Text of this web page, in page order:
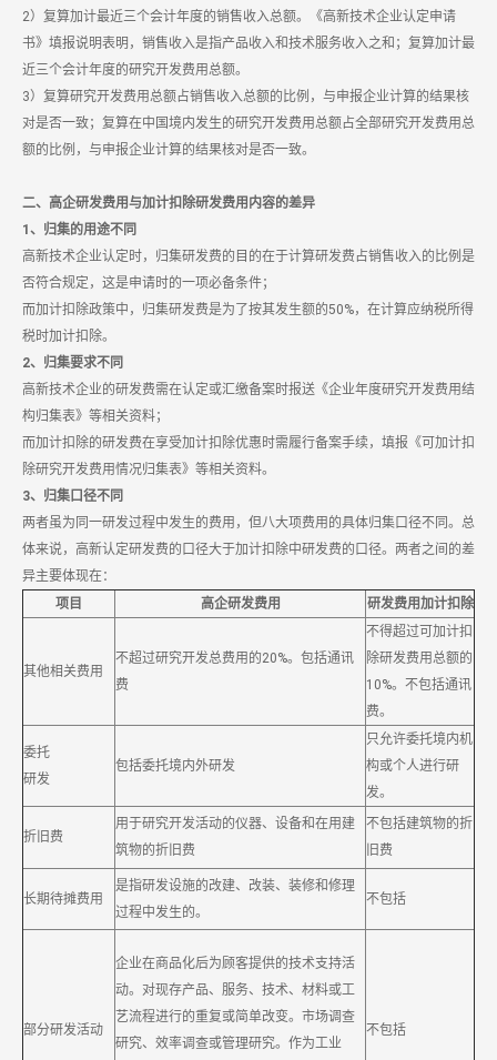
2）复算加计最近三个会计年度的销售收入总额。《高新技术企业认定申请
书》填报说明表明，销售收入是指产品收入和技术服务收入之和；复算加计最
近三个会计年度的研究开发费用总额。
3）复算研究开发费用总额占销售收入总额的比例，与申报企业计算的结果核
对是否一致；复算在中国境内发生的研究开发费用总额占全部研究开发费用总
额的比例，与申报企业计算的结果核对是否一致。
二、高企研发费用与加计扣除研发费用内容的差异
1、归集的用途不同
高新技术企业认定时，归集研发费的目的在于计算研发费占销售收入的比例是
否符合规定，这是申请时的一项必备条件；
而加计扣除政策中，归集研发费是为了按其发生额的50%，在计算应纳税所得
税时加计扣除。
2、归集要求不同
高新技术企业的研发费需在认定或汇缴备案时报送《企业年度研究开发费用结
构归集表》等相关资料；
而加计扣除的研发费在享受加计扣除优惠时需履行备案手续，填报《可加计扣
除研究开发费用情况归集表》等相关资料。
3、归集口径不同
两者虽为同一研发过程中发生的费用，但八大项费用的具体归集口径不同。总
体来说，高新认定研发费的口径大于加计扣除中研发费的口径。两者之间的差
异主要体现在：
项目
高企研发费用 研发费用加计扣除
其他相关费用
不超过研究开发总费用的20%。包括通讯
费
不得超过可加计扣
除研发费用总额的
10%。不包括通讯
费。
委托
研发
包括委托境内外研发
只允许委托境内机
构或个人进行研
发。
折旧费
用于研究开发活动的仪器、设备和在用建
筑物的折旧费
不包括建筑物的折
旧费
长期待摊费用
是指研发设施的改建、改装、装修和修理
过程中发生的。
不包括
部分研发活动
企业在商品化后为顾客提供的技术支持活
动。对现存产品、服务、技术、材料或工
艺流程进行的重复或简单改变。市场调查
研究、效率调查或管理研究。作为工业
不包括